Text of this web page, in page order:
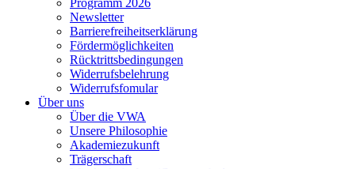
Programm 2026
Newsletter
Barrierefreiheitserklärung
Fördermöglichkeiten
Rücktrittsbedingungen
Widerrufsbelehrung
Widerrufsfomular
Über uns
Über die VWA
Unsere Philosophie
Akademiezukunft
Trägerschaft